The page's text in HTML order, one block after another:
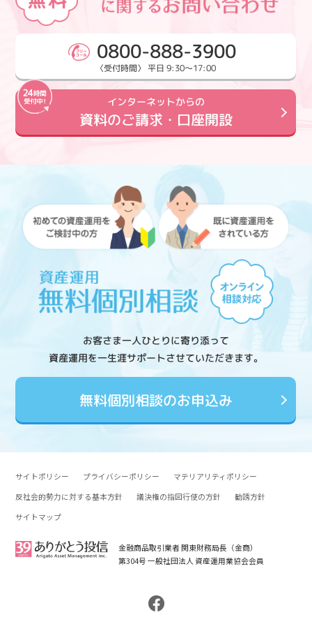
0800-888-3900
〈受付時間〉 平日 9:30～17:00
インターネットからの
資料のご請求・口座開設
お客さま一人ひとりに寄り添って
資産運用を一生涯サポートさせていただきます。
無料個別相談のお申込み
サイトポリシー プライバシーポリシー
マテリアリティポリシー
反社会的勢力に対する基本方針
議決権の指図行使の方針
勧誘方針
サイトマップ
金融商品取引業者 関東財務局長（金商）
第304号 一般社団法人 資産運用業協会会員